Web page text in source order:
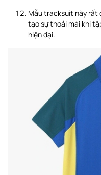
Mẫu tracksuit này rất
tạo sự thoải mái khi
hiện đại.